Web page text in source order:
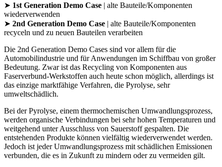
➤ 1st Generation Demo Case | alte Bauteile/Komponenten
wiederverwenden
➤ 2nd Generation Demo Case | alte Bauteile/Komponenten
recyceln und zu neuen Bauteilen verarbeiten
Die 2nd Generation Demo Cases sind vor allem für die
Automobilindustrie und für Anwendungen im Schiffbau von großer
Bedeutung. Zwar ist das Recycling von Komponenten aus
Faserverbund-Werkstoffen auch heute schon möglich, allerdings ist
das einzige marktfähige Verfahren, die Pyrolyse, sehr
umweltschädlich.
Bei der Pyrolyse, einem thermochemischen Umwandlungsprozess,
werden organische Verbindungen bei sehr hohen Temperaturen und
weitgehend unter Ausschluss von Sauerstoff gespalten. Die
entstehenden Produkte können vielfältig wiederverwendet werden.
Jedoch ist jeder Umwandlungsprozess mit schädlichen Emissionen
verbunden, die es in Zukunft zu mindern oder zu vermeiden gilt.